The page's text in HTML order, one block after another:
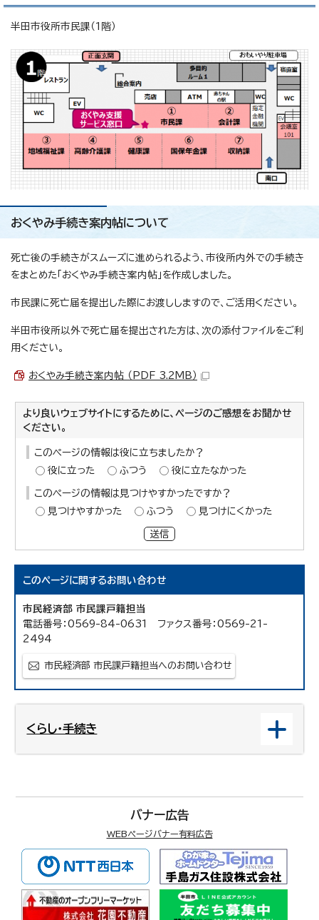
半田市役所市民課（1階）
おくやみ手続き案内帖について
死亡後の手続きがスムーズに進められるよう、市役所内外での手続き
をまとめた「おくやみ手続き案内帖」を作成しました。
市民課に死亡届を提出した際にお渡ししますので、ご活用ください。
半田市役所以外で死亡届を提出された方は、次の添付ファイルをご利
用ください。
おくやみ手続き案内帖 （PDF 3.2MB）
より良いウェブサイトにするために、ページのご感想をお聞かせ
ください。
このページの情報は役に立ちましたか？
役に立った
ふつう 役に立たなかった
このページの情報は見つけやすかったですか？
見つけやすかった
ふつう 見つけにくかった
送信
このページに関するお問い合わせ
市民経済部 市民課戸籍担当
電話番号：0569-84-0631 ファクス番号：0569-21-
2494
市民経済部 市民課戸籍担当へのお問い合わせ
くらし・手続き
バナー広告
WEBページバナー有料広告